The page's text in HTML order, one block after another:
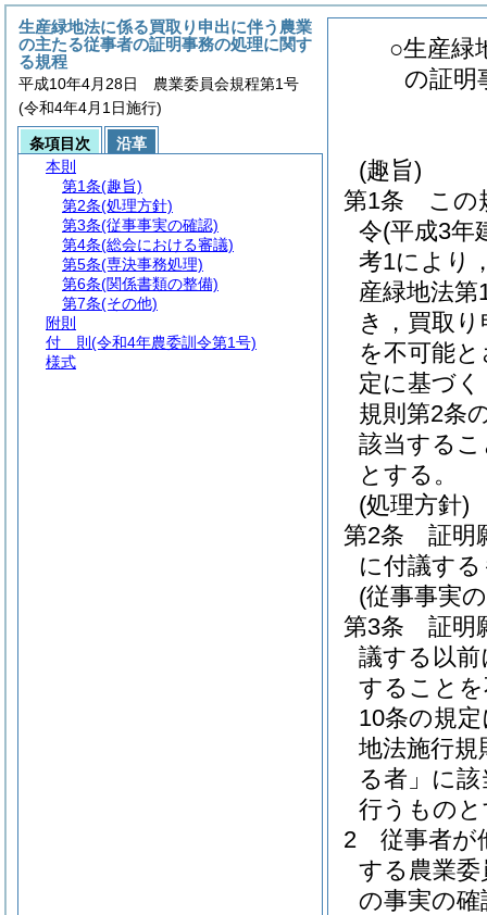
○生産緑
の証明
(趣旨)
第1条
この
令(平成3年
考1により
産緑地法
き，買取
を不可能
定に基づ
規則第2条
該当する
とする。
(処理方針)
第2条
証明
に付議す
(従事事実
第3条
証明
議する以
すること
10条の規
地法施行
る者」に
行うもの
2
従事者が
する農業
の事実の
生産緑地法に係る買取り申出に伴う農業
の主たる従事者の証明事務の処理に関す
る規程
平成10年4月28日 農業委員会規程第1号
(令和4年4月1日施行)
条項目次
沿革
本則
第1条(趣旨)
第2条(処理方針)
第3条(従事事実の確認)
第4条(総会における審議)
第5条(専決事務処理)
第6条(関係書類の整備)
第7条(その他)
附則
付 則 (令和4年農委訓令第1号)
様式